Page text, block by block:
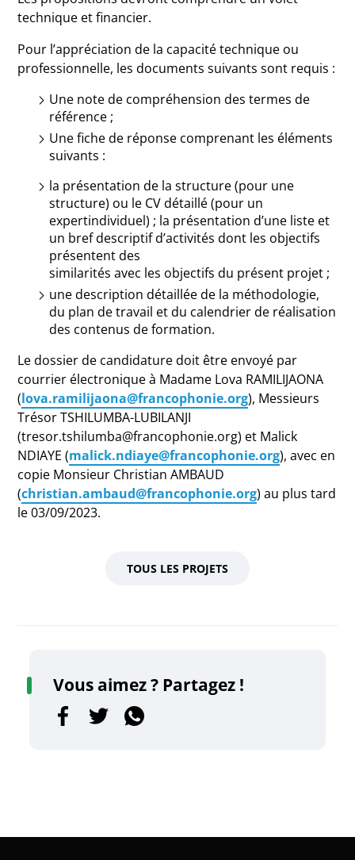
technique et financier.
Pour l’appréciation de la capacité technique ou
professionnelle, les documents suivants sont requis :
Une note de compréhension des termes de
référence ;
Une fiche de réponse comprenant les éléments
suivants :
la présentation de la structure (pour une
structure) ou le CV détaillé (pour un
expertindividuel) ; la présentation d’une liste et
un bref descriptif d’activités dont les objectifs
présentent des
similarités avec les objectifs du présent projet ;
une description détaillée de la méthodologie,
du plan de travail et du calendrier de réalisation
des contenus de formation.
Le dossier de candidature doit être envoyé par
courrier électronique à Madame Lova RAMILIJAONA
(lova.ramilijaona@francophonie.org), Messieurs
Trésor TSHILUMBA-LUBILANJI
(tresor.tshilumba@francophonie.org) et Malick
NDIAYE (malick.ndiaye@francophonie.org), avec en
copie Monsieur Christian AMBAUD
(christian.ambaud@francophonie.org) au plus tard
le 03/09/2023.
TOUS LES PROJETS
Vous aimez ? Partagez !